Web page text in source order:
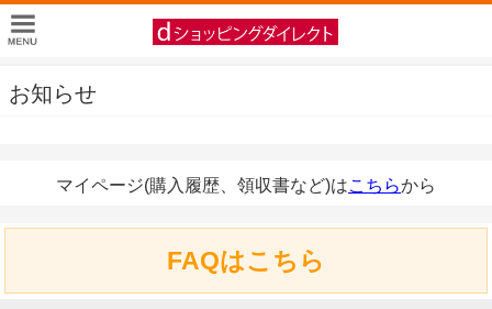
お知らせ
マイページ(購入履歴、領収書など)はこちらから
FAQはこちら